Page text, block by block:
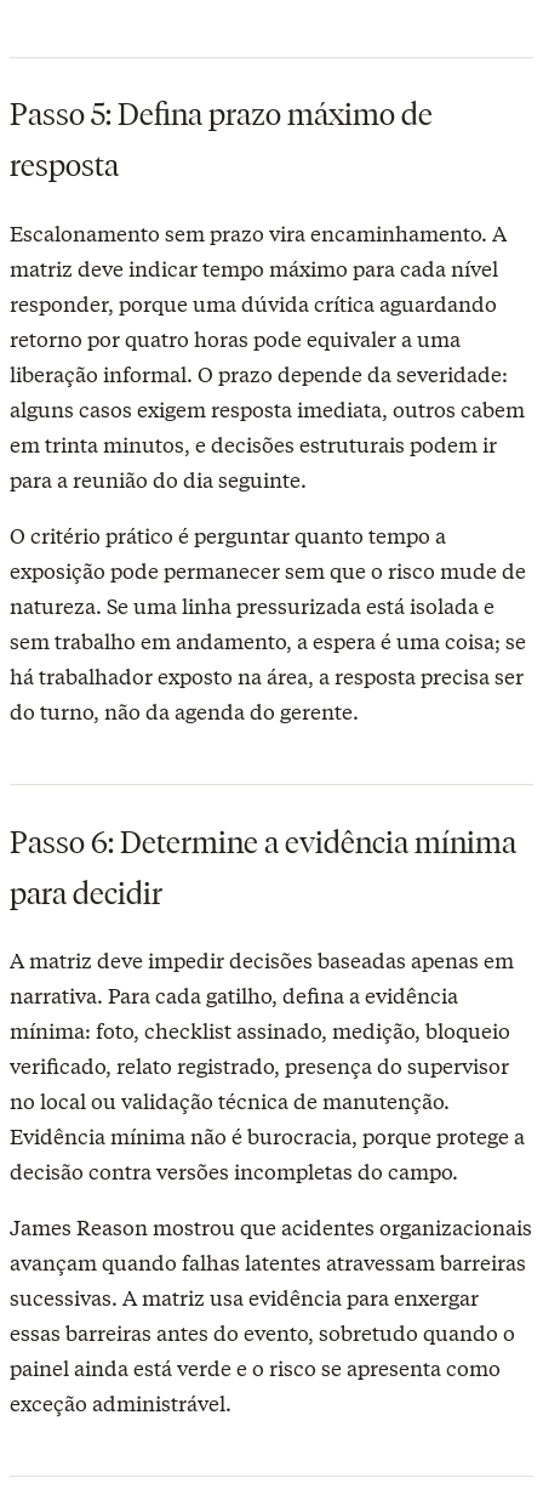
Passo 5: Defina prazo máximo de
resposta
Escalonamento sem prazo vira encaminhamento. A
matriz deve indicar tempo máximo para cada nível
responder, porque uma dúvida crítica aguardando
retorno por quatro horas pode equivaler a uma
liberação informal. O prazo depende da severidade:
alguns casos exigem resposta imediata, outros cabem
em trinta minutos, e decisões estruturais podem ir
para a reunião do dia seguinte.
O critério prático é perguntar quanto tempo a
exposição pode permanecer sem que o risco mude de
natureza. Se uma linha pressurizada está isolada e
sem trabalho em andamento, a espera é uma coisa; se
há trabalhador exposto na área, a resposta precisa ser
do turno, não da agenda do gerente.
Passo 6: Determine a evidência mínima
para decidir
A matriz deve impedir decisões baseadas apenas em
narrativa. Para cada gatilho, defina a evidência
mínima: foto, checklist assinado, medição, bloqueio
verificado, relato registrado, presença do supervisor
no local ou validação técnica de manutenção.
Evidência mínima não é burocracia, porque protege a
decisão contra versões incompletas do campo.
James Reason mostrou que acidentes organizacionais
avançam quando falhas latentes atravessam barreiras
sucessivas. A matriz usa evidência para enxergar
essas barreiras antes do evento, sobretudo quando o
painel ainda está verde e o risco se apresenta como
exceção administrável.